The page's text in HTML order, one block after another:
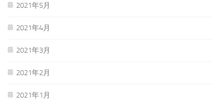
2021年5月
2021年4月
2021年3月
2021年2月
2021年1月